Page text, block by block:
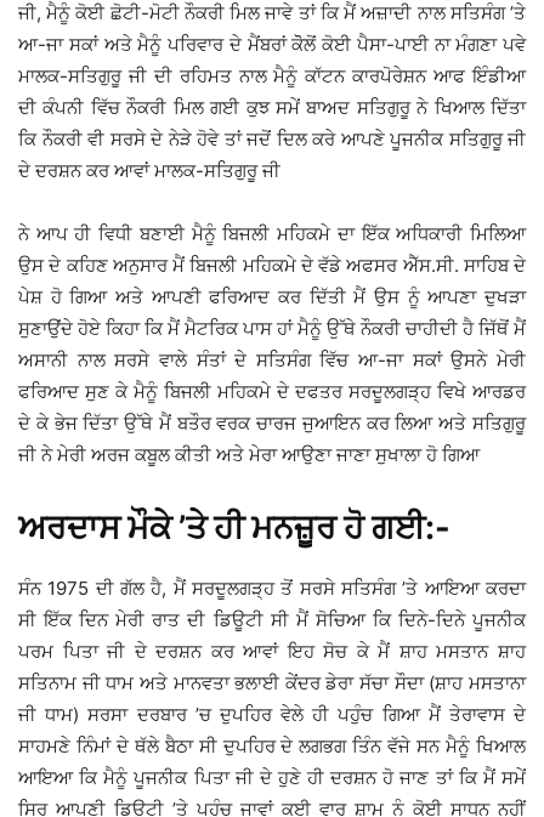
ਜੀ, ਮੈਨੂੰ ਕੋਈ ਛੋਟੀ-ਮੋਟੀ ਨੌਕਰੀ ਮਿਲ ਜਾਵੇ ਤਾਂ ਕਿ ਮੈਂ ਅਜ਼ਾਦੀ ਨਾਲ ਸਤਿਸੰਗ ’ਤੇ
ਆ-ਜਾ ਸਕਾਂ ਅਤੇ ਮੈਨੂੰ ਪਰਿਵਾਰ ਦੇ ਮੈਂਬਰਾਂ ਕੋੋਲੋਂ ਕੋਈ ਪੈਸਾ-ਪਾਈ ਨਾ ਮੰਗਣਾ ਪਵੇ
ਮਾਲਕ-ਸਤਿਗੁਰੂ ਜੀ ਦੀ ਰਹਿਮਤ ਨਾਲ ਮੈਨੂੰ ਕਾੱਟਨ ਕਾਰਪੋਰੇਸ਼ਨ ਆਫ ਇੰਡੀਆ
ਦੀ ਕੰਪਨੀ ਵਿੱਚ ਨੌਕਰੀ ਮਿਲ ਗਈ ਕੁਝ ਸਮੇਂ ਬਾਅਦ ਸਤਿਗੁਰੂ ਨੇ ਖਿਆਲ ਦਿੱਤਾ
ਕਿ ਨੌਕਰੀ ਵੀ ਸਰਸੇ ਦੇ ਨੇੜੇ ਹੋਵੇ ਤਾਂ ਜਦੋਂ ਦਿਲ ਕਰੇ ਆਪਣੇ ਪੂਜਨੀਕ ਸਤਿਗੁਰੂ ਜੀ
ਦੇ ਦਰਸ਼ਨ ਕਰ ਆਵਾਂ ਮਾਲਕ-ਸਤਿਗੁਰੂ ਜੀ
ਨੇ ਆਪ ਹੀ ਵਿਧੀ ਬਣਾਈ ਮੈਨੂੰ ਬਿਜਲੀ ਮਹਿਕਮੇ ਦਾ ਇੱਕ ਅਧਿਕਾਰੀ ਮਿਲਿਆ
ਉਸ ਦੇ ਕਹਿਣ ਅਨੁਸਾਰ ਮੈਂ ਬਿਜਲੀ ਮਹਿਕਮੇ ਦੇ ਵੱਡੇ ਅਫਸਰ ਐੱਸ.ਸੀ. ਸਾਹਿਬ ਦੇ
ਪੇਸ਼ ਹੋ ਗਿਆ ਅਤੇ ਆਪਣੀ ਫਰਿਆਦ ਕਰ ਦਿੱਤੀ ਮੈਂ ਉਸ ਨੂੰ ਆਪਣਾ ਦੁਖੜਾ
ਸੁਣਾਉਂਦੇ ਹੋਏ ਕਿਹਾ ਕਿ ਮੈਂ ਮੈਟਰਿਕ ਪਾਸ ਹਾਂ ਮੈਨੂੰ ਉੱਥੇ ਨੌਕਰੀ ਚਾਹੀਦੀ ਹੈ ਜਿੱਥੋਂ ਮੈਂ
ਅਸਾਨੀ ਨਾਲ ਸਰਸੇ ਵਾਲੇ ਸੰਤਾਂ ਦੇ ਸਤਿਸੰਗ ਵਿੱਚ ਆ-ਜਾ ਸਕਾਂ ਉਸਨੇ ਮੇਰੀ
ਫਰਿਆਦ ਸੁਣ ਕੇ ਮੈਨੂੰ ਬਿਜਲੀ ਮਹਿਕਮੇ ਦੇ ਦਫਤਰ ਸਰਦੂਲਗੜ੍ਹ ਵਿਖੇ ਆਰਡਰ
ਦੇ ਕੇ ਭੇਜ ਦਿੱਤਾ ਉੱਥੇ ਮੈਂ ਬਤੌਰ ਵਰਕ ਚਾਰਜ ਜੁਆਇਨ ਕਰ ਲਿਆ ਅਤੇ ਸਤਿਗੁਰੂ
ਜੀ ਨੇ ਮੇਰੀ ਅਰਜ ਕਬੂਲ ਕੀਤੀ ਅਤੇ ਮੇਰਾ ਆਉਣਾ ਜਾਣਾ ਸੁਖਾਲਾ ਹੋ ਗਿਆ
ਅਰਦਾਸ ਮੌਕੇ ’ਤੇ ਹੀ ਮਨਜ਼ੂਰ ਹੋ ਗਈ:-
ਸੰਨ 1975 ਦੀ ਗੱਲ ਹੈ, ਮੈਂ ਸਰਦੂਲਗੜ੍ਹ ਤੋਂ ਸਰਸੇ ਸਤਿਸੰਗ ’ਤੇ ਆਇਆ ਕਰਦਾ
ਸੀ ਇੱਕ ਦਿਨ ਮੇਰੀ ਰਾਤ ਦੀ ਡਿਊਟੀ ਸੀ ਮੈਂ ਸੋਚਿਆ ਕਿ ਦਿਨੇ-ਦਿਨੇ ਪੂਜਨੀਕ
ਪਰਮ ਪਿਤਾ ਜੀ ਦੇ ਦਰਸ਼ਨ ਕਰ ਆਵਾਂ ਇਹ ਸੋਚ ਕੇ ਮੈਂ ਸ਼ਾਹ ਮਸਤਾਨ ਸ਼ਾਹ
ਸਤਿਨਾਮ ਜੀ ਧਾਮ ਅਤੇ ਮਾਨਵਤਾ ਭਲਾਈ ਕੇਂਦਰ ਡੇਰਾ ਸੱਚਾ ਸੌਦਾ (ਸ਼ਾਹ ਮਸਤਾਨਾ
ਜੀ ਧਾਮ) ਸਰਸਾ ਦਰਬਾਰ ’ਚ ਦੁਪਹਿਰ ਵੇਲੇ ਹੀ ਪਹੁੰਚ ਗਿਆ ਮੈਂ ਤੇਰਾਵਾਸ ਦੇ
ਸਾਹਮਣੇ ਨਿੰਮਾਂ ਦੇ ਥੱਲੇ ਬੈਠਾ ਸੀ ਦੁਪਹਿਰ ਦੇ ਲਗਭਗ ਤਿੰਨ ਵੱਜੇ ਸਨ ਮੈਨੂੰ ਖਿਆਲ
ਆਇਆ ਕਿ ਮੈਨੂੰ ਪੂਜਨੀਕ ਪਿਤਾ ਜੀ ਦੇ ਹੁਣੇ ਹੀ ਦਰਸ਼ਨ ਹੋ ਜਾਣ ਤਾਂ ਕਿ ਮੈਂ ਸਮੇਂ
ਸਿਰ ਆਪਣੀ ਡਿਊਟੀ ’ਤੇ ਪਹੁੰਚ ਜਾਵਾਂ ਕਈ ਵਾਰ ਸ਼ਾਮ ਨੂੰ ਕੋਈ ਸਾਧਨ ਨਹੀਂ